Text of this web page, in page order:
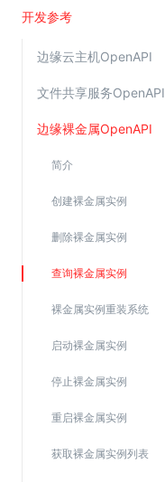
开发参考
边缘云主机OpenAPI
文件共享服务OpenAPI
边缘裸金属OpenAPI
简介
创建裸金属实例
删除裸金属实例
查询裸金属实例
裸金属实例重装系统
启动裸金属实例
停止裸金属实例
重启裸金属实例
获取裸金属实例列表
金山云云防火墙
大模型应用防火墙
高防IP(KAD)
DDoS原生高防
SSL证书管理
云安全中心
合规性
资质认证